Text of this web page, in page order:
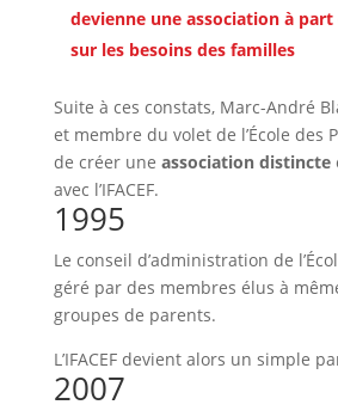
devienne une association à
sur les besoins des familles
Suite à ces constats, Marc-André
et membre du volet de l’École des
de créer une association distincte
avec l’IFACEF.
1995
Le conseil d’administration de
géré par des membres élus à
groupes de parents.
L’IFACEF devient alors un simple
2007